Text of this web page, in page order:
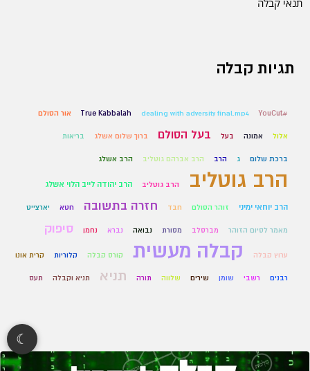
תנאי קבלה
תגיות קבלה
#YouCut
dealing with adversity final.mp4
True Kabbalah אור הסולם
אלול אמונה בעל בעל הסולם ברוך שלום אשלג בריאות
ברכת שלום ג הרב הרב אברהם גוטליב הרב אשלג
הרב גוטליב הרב גוטליב הרב יהודה לייב הלוי אשלג
הרב יוחאי ימיני זוהר הסולם חבד חזרה בתשובה חטא יארצייט
מאמר לסיום הזוהר מברסלב מסורת נבואה נברא נחמן סיפוק
ערוץ קבלה קבלה מעשית קורס קבלה קלוריות קרית אונו
רבנים רשבי שומן שירים שלווה תורה תניא תניא וקבלה תעס
☾